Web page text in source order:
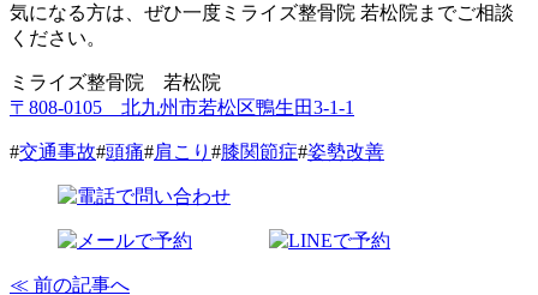
気になる方は、ぜひ一度ミライズ整骨院 若松院までご相談
ください。
ミライズ整骨院 若松院
〒808-0105 北九州市若松区鴨生田3-1-1
#交通事故#頭痛#肩こり #膝関節症#姿勢改善
≪ 前の記事へ